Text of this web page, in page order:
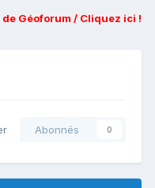
Géoforum / Cliquez ici !
Abonnés 0